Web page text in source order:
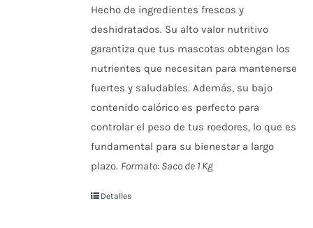
Hecho de ingredientes frescos y
deshidratados. Su alto valor nutritivo
garantiza que tus mascotas obtengan los
nutrientes que necesitan para mantenerse
fuertes y saludables. Además, su bajo
contenido calórico es perfecto para
controlar el peso de tus roedores, lo que es
fundamental para su bienestar a largo
plazo. Formato: Saco de 1 Kg
Detalles